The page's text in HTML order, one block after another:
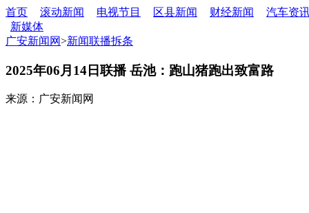
首页 滚动新闻 电视节目 区县新闻 财经新闻
汽车资
新媒体
广安新闻网>新闻联播拆条
2025年06月14日联播 岳池：跑山猪跑出致富路
来源：广安新闻网